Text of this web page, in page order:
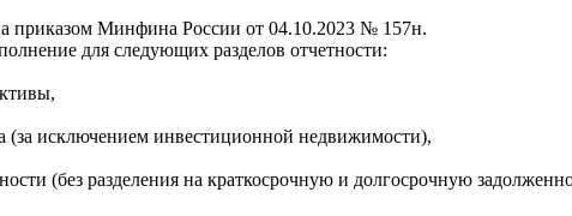
приказом Минфина России от 04.10.2023 № 157н.
для следующих разделов отчетности:
(за исключением инвестиционной недвижимости),
(без разделения на краткосрочную и долгосрочную